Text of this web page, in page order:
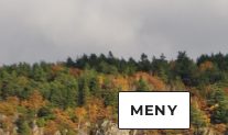
MENY